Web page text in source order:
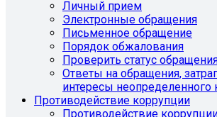
Личный прием
Электронные обращения
Письменное обращение
Порядок обжалования
Проверить статус
Ответы на обращения,
интересы неопределенного
Противодействие коррупции
Противодействие